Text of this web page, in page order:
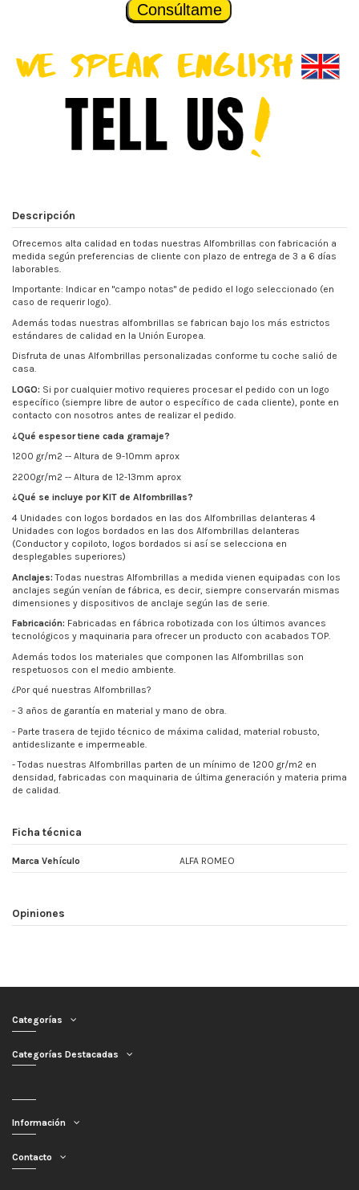
Consúltame
Descripción
Ofrecemos alta calidad en todas nuestras Alfombrillas con fabricación a
medida según preferencias de cliente con plazo de entrega de 3 a 6 días
laborables.
Importante: Indicar en "campo notas" de pedido el logo seleccionado (en
caso de requerir logo).
Además todas nuestras alfombrillas se fabrican bajo los más estrictos
estándares de calidad en la Unión Europea.
Disfruta de unas Alfombrillas personalizadas conforme tu coche salió de
casa.
LOGO: Si por cualquier motivo requieres procesar el pedido con un logo
específico (siempre libre de autor o específico de cada cliente), ponte en
contacto con nosotros antes de realizar el pedido.
¿Qué espesor tiene cada gramaje?
1200 gr/m2 -- Altura de 9-10mm aprox
2200gr/m2 -- Altura de 12-13mm aprox
¿Qué se incluye por KIT de Alfombrillas?
4 Unidades con logos bordados en las dos Alfombrillas delanteras 4
Unidades con logos bordados en las dos Alfombrillas delanteras
(Conductor y copiloto, logos bordados si así se selecciona en
desplegables superiores)
Anclajes: Todas nuestras Alfombrillas a medida vienen equipadas con los
anclajes según venían de fábrica, es decir, siempre conservarán mismas
dimensiones y dispositivos de anclaje según las de serie.
Fabricación: Fabricadas en fábrica robotizada con los últimos avances
tecnológicos y maquinaria para ofrecer un producto con acabados TOP.
Además todos los materiales que componen las Alfombrillas son
respetuosos con el medio ambiente.
¿Por qué nuestras Alfombrillas?
- 3 años de garantía en material y mano de obra.
- Parte trasera de tejido técnico de máxima calidad, material robusto,
antideslizante e impermeable.
- Todas nuestras Alfombrillas parten de un mínimo de 1200 gr/m2 en
densidad, fabricadas con maquinaria de última generación y materia prima
de calidad.
Ficha técnica
Marca Vehículo ALFA ROMEO
Opiniones
Categorías
Categorías Destacadas
Información
Contacto